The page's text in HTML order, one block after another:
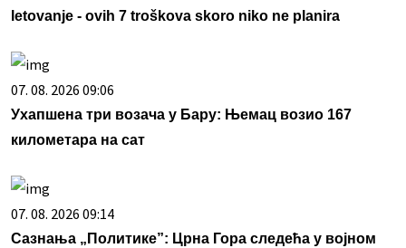
letovanje - ovih 7 troškova skoro niko ne planira
07. 08. 2026 09:06
Ухапшена три возача у Бару: Њемац возио 167
километара на сат
07. 08. 2026 09:14
Сазнања „Политике”: Црна Гора следећа у војном